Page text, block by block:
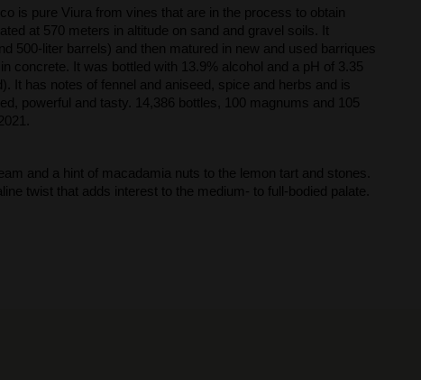
is pure Viura from vines that are in the process to obtain
at 570 meters in altitude on sand and gravel soils. It
500-liter barrels) and then matured in new and used barriques
concrete. It was bottled with 13.9% alcohol and a pH of 3.35
It has notes of fennel and aniseed, spice and herbs and is
powerful and tasty. 14,386 bottles, 100 magnums and 105
and a hint of macadamia nuts to the lemon tart and stones.
twist that adds interest to the medium- to full-bodied palate.